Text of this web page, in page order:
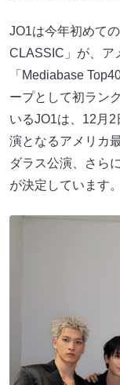
JO1は今年初めて
CLASSIC」が、ア
「Mediabase
ープとして初ラン
いるJO1は、12月
演となるアメリカ
ダラス公演、さら
が決定しています。